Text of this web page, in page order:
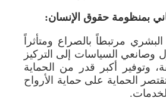
بمنظومة حقوق الإنسان:
مرتبطاً بالصراع ومتأثراً
وصانعي السياسات إلى التركيز
وتوفير أكبر قدر من الحماية
الحماية على حماية الأرواح